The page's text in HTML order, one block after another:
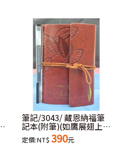
筆記/3043/ 藏恩納福筆
記本(附筆)(如鷹展翅上
騰)-紅棕
定價:NT$ 390元